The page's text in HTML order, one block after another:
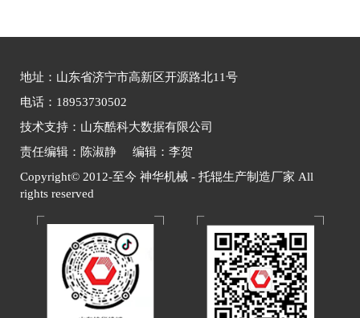
地址：山东省济宁市高新区开源路北11号
电话：18953730502
技术支持：山东酷科大数据有限公司
责任编辑：陈淑静 编辑：李贺
Copyright© 2012-至今 神华机械 - 托辊生产制造厂家 All
rights reserved